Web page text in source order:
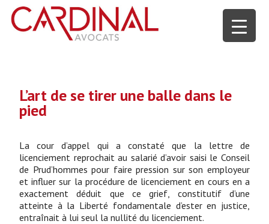
L’art de se tirer une balle dans le
pied
La cour d’appel qui a constaté que la lettre de
licenciement reprochait au salarié d’avoir saisi le Conseil
de Prud’hommes pour faire pression sur son employeur
et influer sur la procédure de licenciement en cours en a
exactement déduit que ce grief, constitutif d’une
atteinte à la Liberté fondamentale d’ester en justice,
entraînait à lui seul la nullité du licenciement.